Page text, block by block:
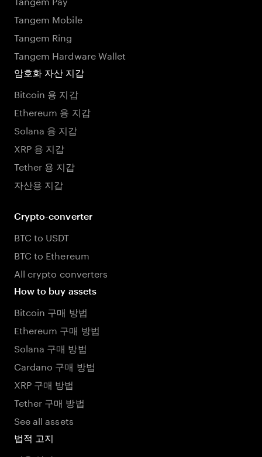
Tangem Mobile
Tangem Ring
Tangem Hardware Wallet
암호화 자산 지갑
Bitcoin 용 지갑
Ethereum 용 지갑
Solana 용 지갑
XRP 용 지갑
Tether 용 지갑
자산용 지갑
Crypto-converter
BTC to USDT
BTC to Ethereum
All crypto converters
How to buy assets
Bitcoin 구매 방법
Ethereum 구매 방법
Solana 구매 방법
Cardano 구매 방법
XRP 구매 방법
Tether 구매 방법
See all assets
법적 고지